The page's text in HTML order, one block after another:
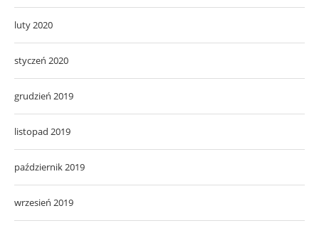
luty 2020
styczeń 2020
grudzień 2019
listopad 2019
październik 2019
wrzesień 2019